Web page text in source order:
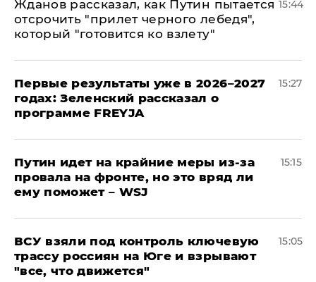
Жданов рассказал, как Путин пытается
отсрочить "прилет черного лебедя",
который "готовится ко взлету"
15:44
Первые результаты уже в 2026–2027
годах: Зеленский рассказал о
программе FREYJA
15:27
Путин идет на крайние меры из-за
провала на фронте, но это вряд ли
ему поможет – WSJ
15:15
ВСУ взяли под контроль ключевую
трассу россиян на Юге и взрывают
"все, что движется"
15:05